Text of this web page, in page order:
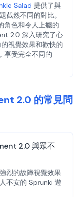
Salad 提供了與
然不同的對比。
角色和令人上癮的
2.0 深入研究了心
視覺效果和歡快的
享受完全不同的
2.0 的常見問
2.0 與眾不
烈的故障視覺效果
不安的 Sprunki 遊